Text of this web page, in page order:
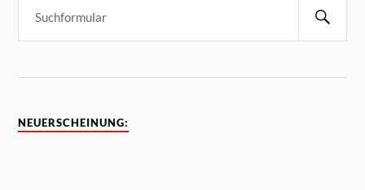
NEUERSCHEINUNG: